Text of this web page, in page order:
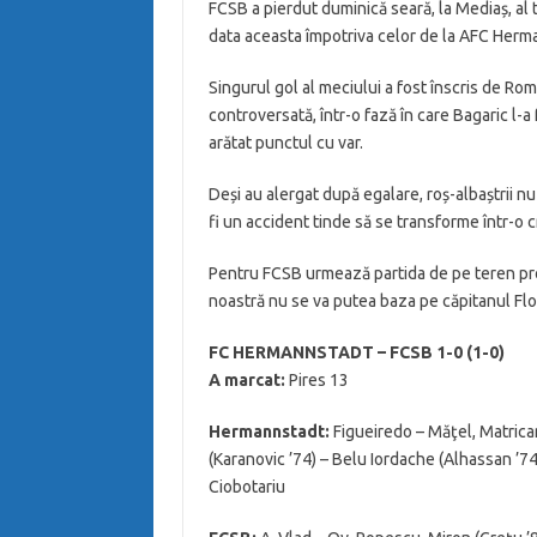
FCSB a pierdut duminică seară, la Mediaș,
data aceasta împotriva celor de la AFC
Singurul gol al meciului a fost înscris de
controversată, într-o fază în care Bagaric l-
arătat punctul cu var.
Deși au alergat după egalare, roș-albaștrii
fi un accident tinde să se transforme într-o
Pentru FCSB urmează partida de pe teren
noastră nu se va putea baza pe căpitanul
FC HERMANNSTADT – FCSB 1-0 (1-0)
A marcat: Pires 13
Hermannstadt: Figueiredo – Măţel,
(Karanovic ’74) – Belu Iordache (Alhassan
Ciobotariu